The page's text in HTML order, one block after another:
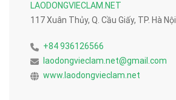
LAODONGVIECLAM.NET
117 Xuân Thủy, Q. Cầu Giấy, TP. Hà Nội
+84 936126566
laodongvieclam.net@gmail.com
www.laodongvieclam.net